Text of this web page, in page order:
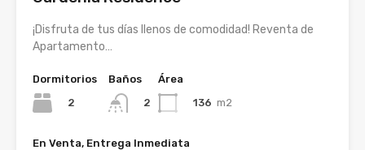
¡Disfruta de tus días llenos de comodidad! Reventa de
Apartamento…
Dormitorios
2
Baños
2
Área
136 m2
En Venta, Entrega Inmediata